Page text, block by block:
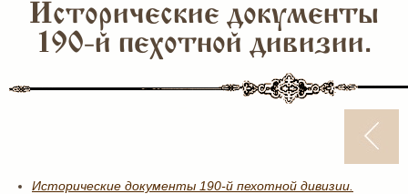
Исторические документы
190-й пехотной дивизии.
Исторические документы 190-й пехотной дивизии.